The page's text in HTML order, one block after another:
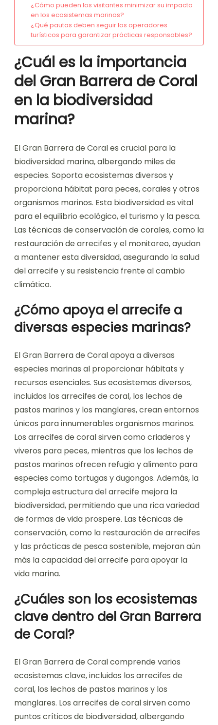
¿Cómo pueden los visitantes minimizar su impacto
en los ecosistemas marinos?
¿Qué pautas deben seguir los operadores
turísticos para garantizar prácticas responsables?
¿Cuál es la importancia
del Gran Barrera de Coral
en la biodiversidad
marina?
El Gran Barrera de Coral es crucial para la
biodiversidad marina, albergando miles de
especies. Soporta ecosistemas diversos y
proporciona hábitat para peces, corales y otros
organismos marinos. Esta biodiversidad es vital
para el equilibrio ecológico, el turismo y la pesca.
Las técnicas de conservación de corales, como la
restauración de arrecifes y el monitoreo, ayudan
a mantener esta diversidad, asegurando la salud
del arrecife y su resistencia frente al cambio
climático.
¿Cómo apoya el arrecife a
diversas especies marinas?
El Gran Barrera de Coral apoya a diversas
especies marinas al proporcionar hábitats y
recursos esenciales. Sus ecosistemas diversos,
incluidos los arrecifes de coral, los lechos de
pastos marinos y los manglares, crean entornos
únicos para innumerables organismos marinos.
Los arrecifes de coral sirven como criaderos y
viveros para peces, mientras que los lechos de
pastos marinos ofrecen refugio y alimento para
especies como tortugas y dugongos. Además, la
compleja estructura del arrecife mejora la
biodiversidad, permitiendo que una rica variedad
de formas de vida prospere. Las técnicas de
conservación, como la restauración de arrecifes
y las prácticas de pesca sostenible, mejoran aún
más la capacidad del arrecife para apoyar la
vida marina.
¿Cuáles son los ecosistemas
clave dentro del Gran Barrera
de Coral?
El Gran Barrera de Coral comprende varios
ecosistemas clave, incluidos los arrecifes de
coral, los lechos de pastos marinos y los
manglares. Los arrecifes de coral sirven como
puntos críticos de biodiversidad, albergando